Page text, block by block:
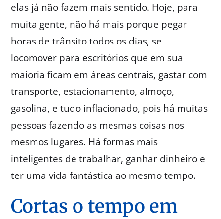
elas já não fazem mais sentido. Hoje, para
muita gente, não há mais porque pegar
horas de trânsito todos os dias, se
locomover para escritórios que em sua
maioria ficam em áreas centrais, gastar com
transporte, estacionamento, almoço,
gasolina, e tudo inflacionado, pois há muitas
pessoas fazendo as mesmas coisas nos
mesmos lugares. Há formas mais
inteligentes de trabalhar, ganhar dinheiro e
ter uma vida fantástica ao mesmo tempo.
Cortas o tempo em